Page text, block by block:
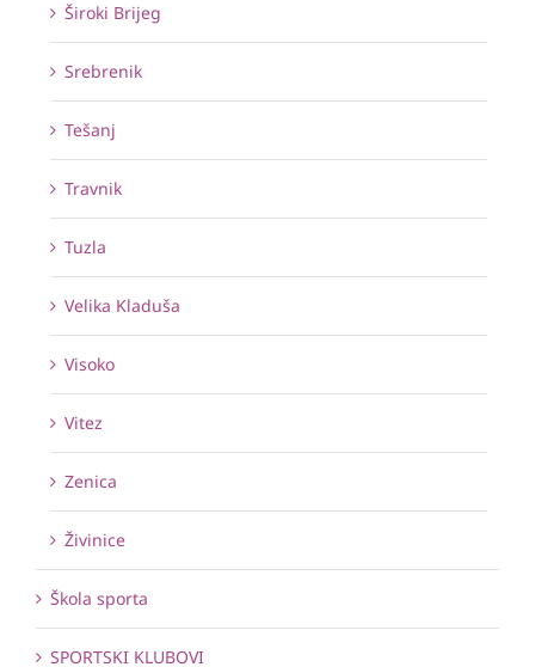
Široki Brijeg
Srebrenik
Tešanj
Travnik
Tuzla
Velika Kladuša
Visoko
Vitez
Zenica
Živinice
Škola sporta
SPORTSKI KLUBOVI